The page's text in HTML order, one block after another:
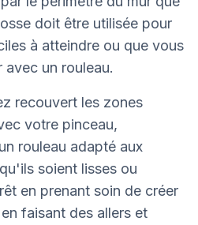
doit être utilisée pour
à atteindre ou que vous
un rouleau.
recouvert les zones
votre pinceau,
rouleau adapté aux
soient lisses ou
en prenant soin de créer
faisant des allers et